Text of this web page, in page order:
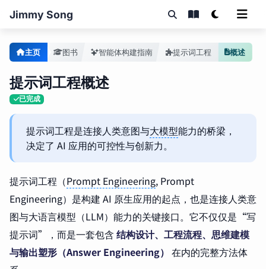
Jimmy Song
主页 图书 智能体构建指南 提示词工程 概述
提示词工程概述
已完成
提示词工程是连接人类意图与大模型能力的桥梁，
决定了 AI 应用的可控性与创新力。
提示词工程（Prompt Engineering, Prompt
Engineering）是构建 AI 原生应用的起点，也是连接人类意
图与大语言模型（LLM）能力的关键接口。它不仅仅是“写
提示词”，而是一套包含 结构设计、工程流程、思维建模
与输出塑形（Answer Engineering） 在内的完整方法体